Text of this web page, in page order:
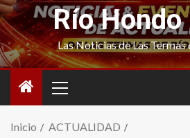
Río Hondo
Las Noticias de Las
Inicio
ACTUALIDAD